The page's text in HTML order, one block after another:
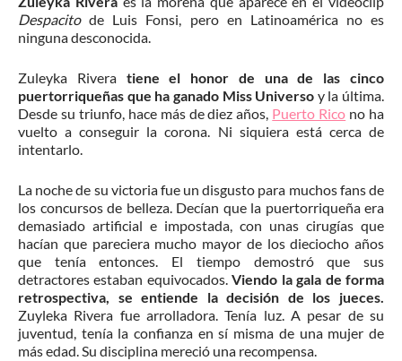
Despacitode Luis Fonsi, pero en Latinoamérica no es
ninguna desconocida.
Zuleyka Rivera tiene el honor de una de las cinco
puertorriqueñas que ha ganado Miss Universo y la última.
Desde su triunfo, hace más de diez años, Puerto Rico no ha
vuelto a conseguir la corona. Ni siquiera está cerca de
intentarlo.
La noche de su victoria fue un disgusto para muchos fans de
los concursos de belleza. Decían que la puertorriqueña era
demasiado artificial e impostada, con unas cirugías que
hacían que pareciera mucho mayor de los dieciocho años
que tenía entonces. El tiempo demostró que sus
detractores estaban equivocados.Viendo la gala de forma
retrospectiva, se entiende la decisión de los jueces.
Zuyleka Rivera fue arrolladora. Tenía luz. A pesar de su
juventud, tenía la confianza en sí misma de una mujer de
más edad. Su disciplina mereció una recompensa.